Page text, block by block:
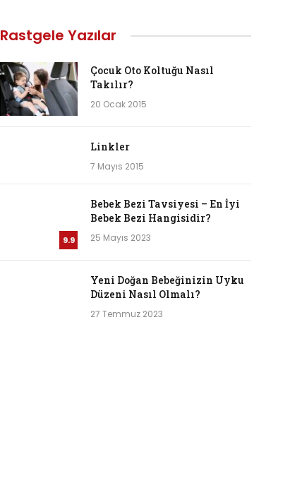
Rastgele Yazılar
Çocuk Oto Koltuğu Nasıl
Takılır?
20 Ocak 2015
Linkler
7 Mayıs 2015
9.9
Bebek Bezi Tavsiyesi – En İyi
Bebek Bezi Hangisidir?
25 Mayıs 2023
Yeni Doğan Bebeğinizin Uyku
Düzeni Nasıl Olmalı?
27 Temmuz 2023